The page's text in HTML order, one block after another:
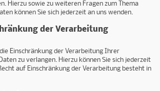
Hierzu sowie zu weiteren Fragen zum Thema
können Sie sich jederzeit an uns wenden.
der Verarbeitung
Einschränkung der Verarbeitung Ihrer
zu verlangen. Hierzu können Sie sich jederzeit
auf Einschränkung der Verarbeitung besteht in